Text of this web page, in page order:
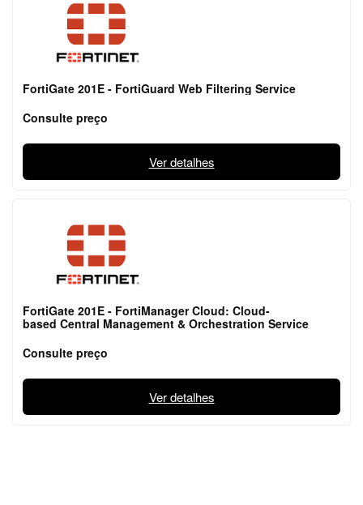
FortiGate 201E - FortiGuard Web Filtering Service
Consulte preço
Ver detalhes
FortiGate 201E - FortiManager Cloud: Cloud-
based Central Management & Orchestration Service
Consulte preço
Ver detalhes